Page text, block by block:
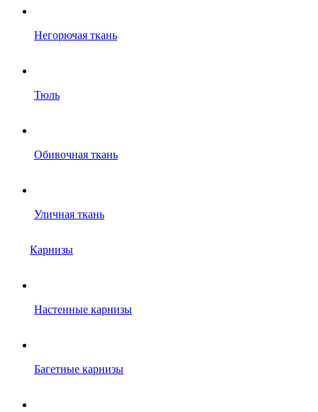
Негорючая ткань
Тюль
Обивочная ткань
Уличная ткань
Карнизы
Настенные карнизы
Багетные карнизы